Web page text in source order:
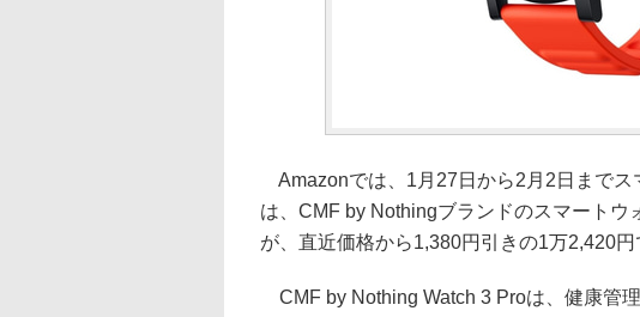
Amazonでは、1月27日から2月2日まで
は、CMF by Nothingブランドのスマートウ
が、直近価格から1,380円引きの1万2,420円
CMF by Nothing Watch 3 Proは、健康管